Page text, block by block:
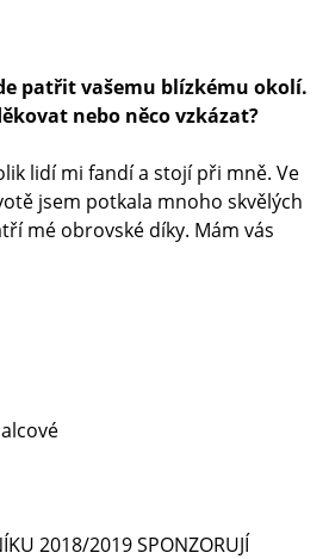
patřit vašemu blízkému okolí.
nebo něco vzkázat?
lidí mi fandí a stojí při mně. Ve
jsem potkala mnoho skvělých
mé obrovské díky. Mám vás
2018/2019 SPONZORUJÍ